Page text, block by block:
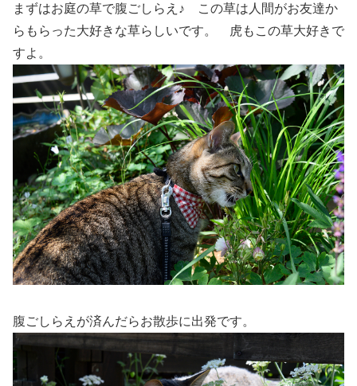
まずはお庭の草で腹ごしらえ♪ この草は人間がお友達か
らもらった大好きな草らしいです。 虎もこの草大好きで
すよ。
腹ごしらえが済んだらお散歩に出発です。